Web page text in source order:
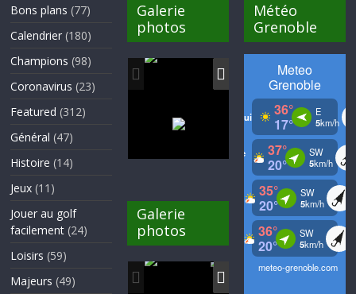
Bons plans (77)
Calendrier (180)
Champions (98)
Coronavirus (23)
Featured (312)
Général (47)
Histoire (14)
Jeux (11)
Jouer au golf
facilement (24)
Loisirs (59)
Majeurs (49)
Galerie
photos
Galerie
photos
Météo
Grenoble